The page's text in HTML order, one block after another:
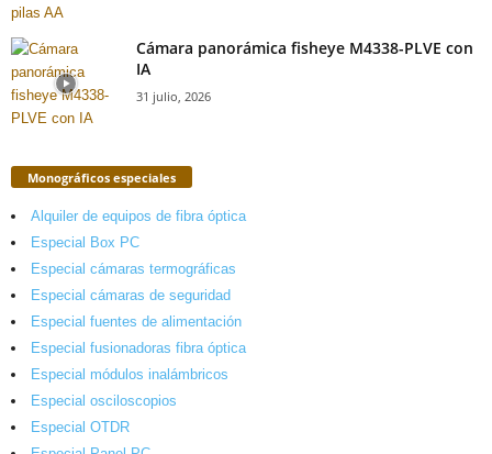
Cámara panorámica fisheye M4338-PLVE con
IA
31 julio, 2026
Monográficos especiales
Alquiler de equipos de fibra óptica
Especial Box PC
Especial cámaras termográficas
Especial cámaras de seguridad
Especial fuentes de alimentación
Especial fusionadoras fibra óptica
Especial módulos inalámbricos
Especial osciloscopios
Especial OTDR